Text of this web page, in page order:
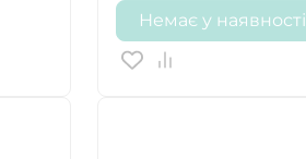
Немає у наявності